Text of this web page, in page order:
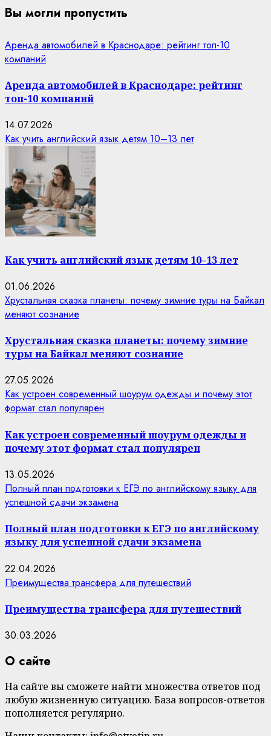
Вы могли пропустить
Аренда автомобилей в Краснодаре: рейтинг топ-10
компаний
Аренда автомобилей в Краснодаре: рейтинг
топ-10 компаний
14.07.2026
Как учить английский язык детям 10–13 лет
Как учить английский язык детям 10–13 лет
01.06.2026
Хрустальная сказка планеты: почему зимние туры на Байкал
меняют сознание
Хрустальная сказка планеты: почему зимние
туры на Байкал меняют сознание
27.05.2026
Как устроен современный шоурум одежды и почему этот
формат стал популярен
Как устроен современный шоурум одежды и
почему этот формат стал популярен
13.05.2026
Полный план подготовки к ЕГЭ по английскому языку для
успешной сдачи экзамена
Полный план подготовки к ЕГЭ по английскому
языку для успешной сдачи экзамена
22.04.2026
Преимущества трансфера для путешествий
Преимущества трансфера для путешествий
30.03.2026
О сайте
На сайте вы сможете найти множества ответов под
любую жизненную ситуацию. База вопросов-ответов
пополняется регулярно.